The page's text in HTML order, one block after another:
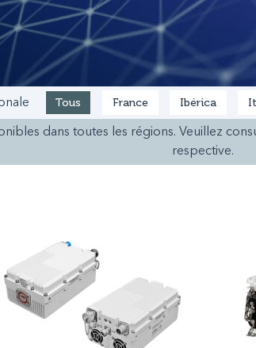
Tous France Ibérica
dans toutes les régions. Veuillez
respective.